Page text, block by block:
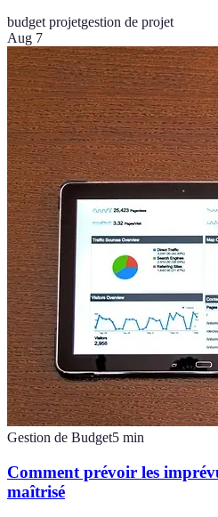
budget projetgestion de projet
Aug 7
Gestion de Budget5 min
Comment prévoir les
maîtrisé